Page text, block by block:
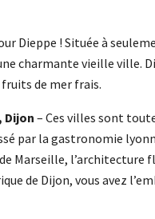
Dieppe ! Située à
charmante vieille ville.
de mer frais.
Dijon – Ces villes sont
par la gastronomie
Marseille, l’architecture
de Dijon, vous avez